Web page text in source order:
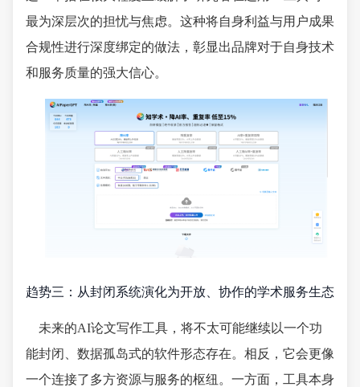
最为深层次的担忧与焦虑。这种将自身利益与用户成果
合规性进行深度绑定的做法，彰显出品牌对于自身技术
和服务质量的强大信心。
趋势三：从封闭系统演化为开放、协作的学术服务生态
未来的AI论文写作工具，将不太可能继续以一个功
能封闭、数据孤岛式的软件形态存在。相反，它会更像
一个连接了多方资源与服务的枢纽。一方面，工具本身